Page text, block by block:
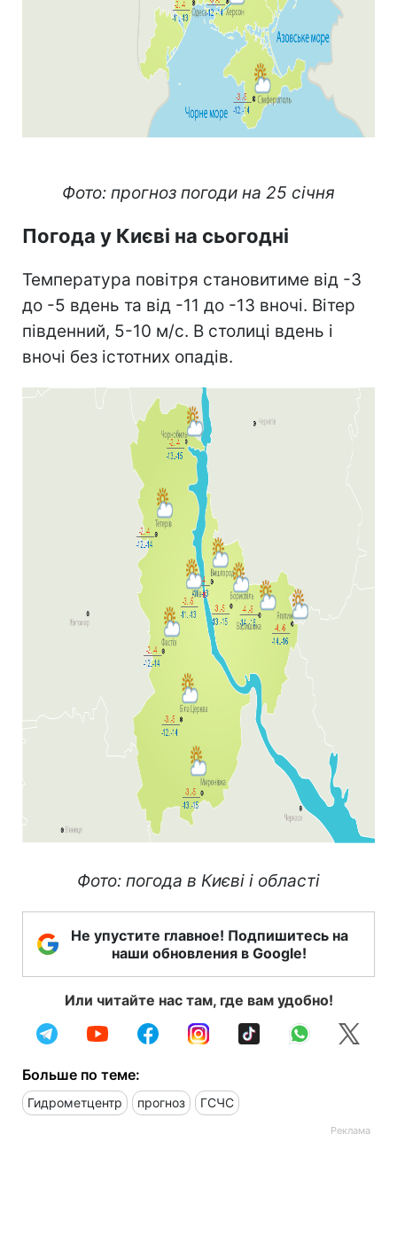
Play
Video
Фото: прогноз погоди на 25 січня
Погода у Києві на сьогодні
Температура повітря становитиме від -3
до -5 вдень та від -11 до -13 вночі. Вітер
південний, 5-10 м/с. В столиці вдень і
вночі без істотних опадів.
Фото: погода в Києві і області
Не упустите главное! Подпишитесь на